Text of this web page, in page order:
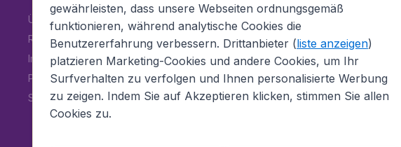
Über Flugladen.de
Rechtliche Informationen
Impressum
Partnerprogramm
Stellenangebote
CheapTickets.nl
CheapTickets.be
BudgetAir.fr
BudgetAir.es
BudgetAir.it
gewährleisten, dass unsere Webseiten ordnungsgemäß
funktionieren, während analytische Cookies die
Benutzererfahrung verbessern. Drittanbieter (liste anzeigen)
platzieren Marketing-Cookies und andere Cookies, um Ihr
Surfverhalten zu verfolgen und Ihnen personalisierte Werbung
zu zeigen. Indem Sie auf Akzeptieren klicken, stimmen Sie allen
Cookies zu.